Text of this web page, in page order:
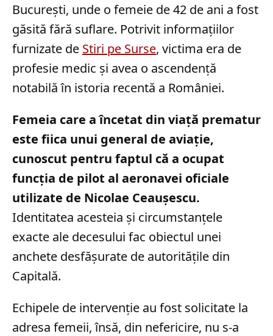
București, unde o femeie de 42 de ani a fost
găsită fără suflare. Potrivit informațiilor
furnizate de Stiri pe Surse, victima era de
profesie medic și avea o ascendență
notabilă în istoria recentă a României.
Femeia care a încetat din viață prematur
este fiica unui general de aviație,
cunoscut pentru faptul că a ocupat
funcția de pilot al aeronavei oficiale
utilizate de Nicolae Ceaușescu.
Identitatea acesteia și circumstanțele
exacte ale decesului fac obiectul unei
anchete desfășurate de autoritățile din
Capitală.
Echipele de intervenție au fost solicitate la
adresa femeii, însă, din nefericire, nu s-a